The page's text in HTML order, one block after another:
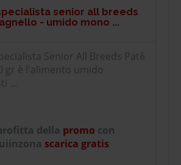
senior all breeds
- umido mono ...
Senior All Breeds Patè
gr è l'alimento umido
...
della promo con
scarica gratis